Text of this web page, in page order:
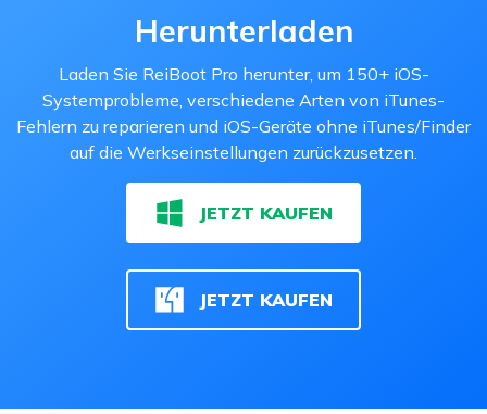
Herunterladen
Laden Sie ReiBoot Pro herunter, um 150+ iOS-
Systemprobleme, verschiedene Arten von iTunes-
Fehlern zu reparieren und iOS-Geräte ohne iTunes/Finder
auf die Werkseinstellungen zurückzusetzen.
JETZT KAUFEN
JETZT KAUFEN